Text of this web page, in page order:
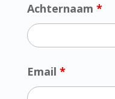
Achternaam *
Email *